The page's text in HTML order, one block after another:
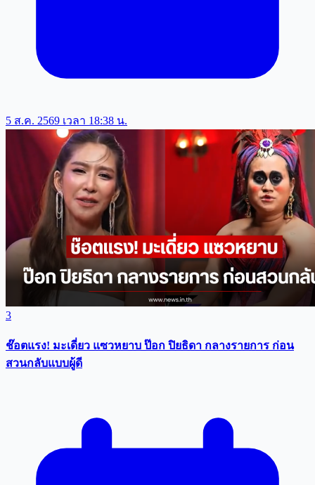
5 ส.ค. 2569 เวลา 18:38 น.
3
ช๊อตแรง! มะเดี่ยว แซวหยาบ ป๊อก ปิยธิดา กลางรายการ ก่อน
สวนกลับแบบผู้ดี